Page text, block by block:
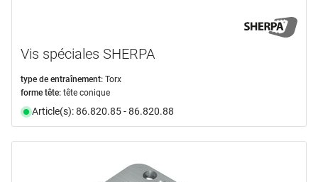
Vis spéciales SHERPA
type de entraînement: Torx
forme tête: tête conique
Article(s): 86.820.85 - 86.820.88